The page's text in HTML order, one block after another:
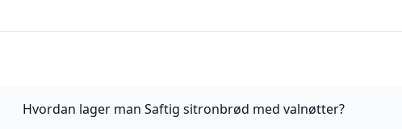
Hvordan lager man Saftig sitronbrød med valnøtter?